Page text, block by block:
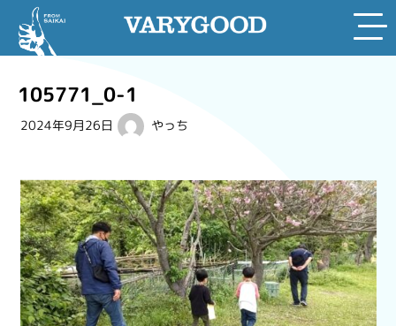
content
105771_0-1
2024年9月26日 やっち